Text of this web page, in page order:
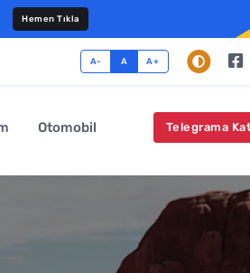
Hemen Tıkla
A- A A+
Otomobil Telegrama